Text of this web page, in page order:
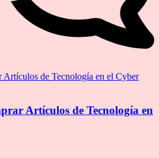
Artículos de Tecnología en